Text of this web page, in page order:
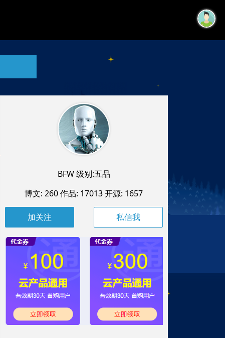
BFW 级别:五品
博文: 260 作品: 17013 开源: 1657
私信我